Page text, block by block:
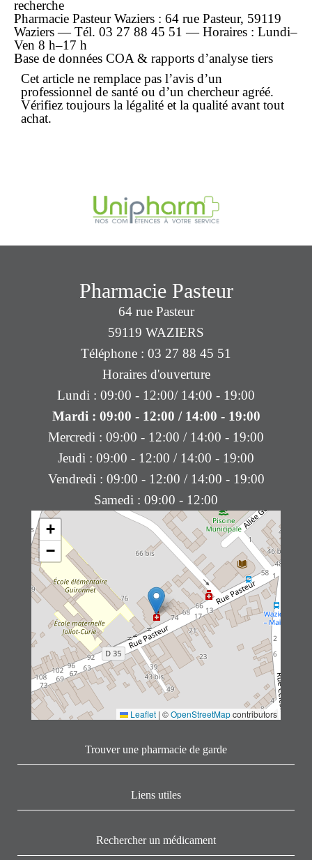
recherche
Pharmacie Pasteur Waziers : 64 rue Pasteur, 59119
Waziers — Tél. 03 27 88 45 51 — Horaires : Lundi–
Ven 8 h–17 h
Base de données COA & rapports d’analyse tiers
Cet article ne remplace pas l’avis d’un
professionnel de santé ou d’un chercheur agréé.
Vérifiez toujours la légalité et la qualité avant tout
achat.
+
−
Leaflet | ©OpenStreetMapcontributors
Trouver une pharmacie de garde
Liens utiles
Rechercher un médicament
Pharmacie Pasteur
64 rue Pasteur
59119 WAZIERS
Téléphone : 03 27 88 45 51
Horaires d'ouverture
Lundi : 09:00 - 12:00/ 14:00 - 19:00
Mardi : 09:00 - 12:00 / 14:00 - 19:00
Mercredi : 09:00 - 12:00 / 14:00 - 19:00
Jeudi : 09:00 - 12:00 / 14:00 - 19:00
Vendredi : 09:00 - 12:00 / 14:00 - 19:00
Samedi : 09:00 - 12:00